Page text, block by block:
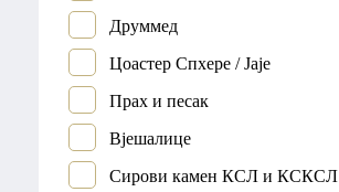
Друммед
Цоастер Спхере / Јаје
Прах и песак
Вјешалице
Сирови камен КСЛ и КСКСЛ